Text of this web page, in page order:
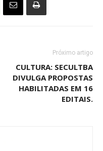
Próximo artigo
CULTURA: SECULTBA
DIVULGA PROPOSTAS
HABILITADAS EM 16
EDITAIS.